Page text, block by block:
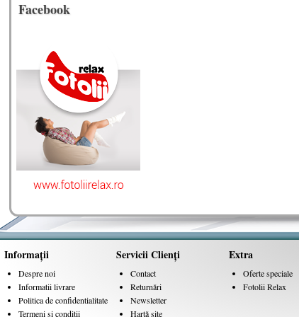
Facebook
Informaţii
Despre noi
Informatii livrare
Politica de confidentialitate
Termeni si conditii
Servicii Clienţi
Contact
Returnări
Newsletter
Hartă site
Extra
Oferte speciale
Fotolii Relax